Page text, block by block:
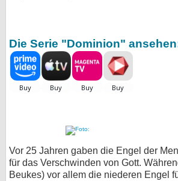
Die Serie "Dominion"
Vor 25 Jahren gaben die Engel der
für das Verschwinden von Gott.
Beukes) vor allem die niederen Engel